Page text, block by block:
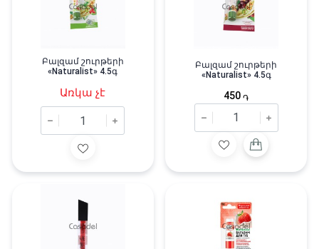
Բալզամ շուրթերի
«Naturalist» 4․5գ
Առկա չէ
Բալզամ շուրթերի
«Naturalist» 4․5գ
450 ֏